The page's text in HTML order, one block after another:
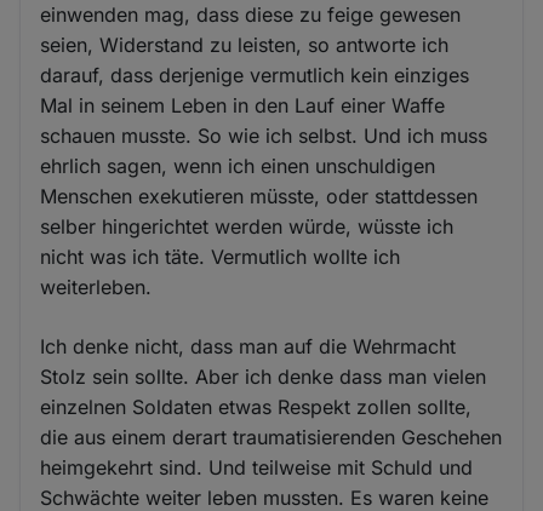
einwenden mag, dass diese zu feige gewesen
seien, Widerstand zu leisten, so antworte ich
darauf, dass derjenige vermutlich kein einziges
Mal in seinem Leben in den Lauf einer Waffe
schauen musste. So wie ich selbst. Und ich muss
ehrlich sagen, wenn ich einen unschuldigen
Menschen exekutieren müsste, oder stattdessen
selber hingerichtet werden würde, wüsste ich
nicht was ich täte. Vermutlich wollte ich
weiterleben.
Ich denke nicht, dass man auf die Wehrmacht
Stolz sein sollte. Aber ich denke dass man vielen
einzelnen Soldaten etwas Respekt zollen sollte,
die aus einem derart traumatisierenden Geschehen
heimgekehrt sind. Und teilweise mit Schuld und
Schwächte weiter leben mussten. Es waren keine